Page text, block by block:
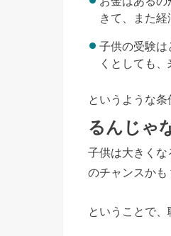
きて、また経
子供の受験
くとしても
というような条
るんじゃ
子供は大きく
のチャンスかも
ということで、